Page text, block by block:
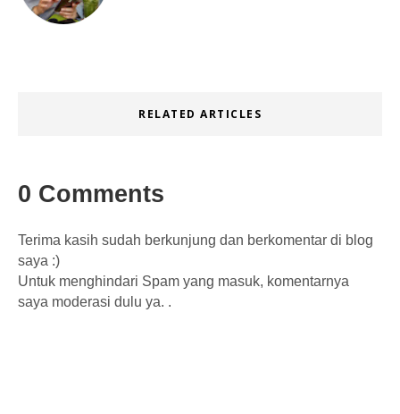
RELATED ARTICLES
0 Comments
Terima kasih sudah berkunjung dan berkomentar di blog
saya :)
Untuk menghindari Spam yang masuk, komentarnya
saya moderasi dulu ya. .